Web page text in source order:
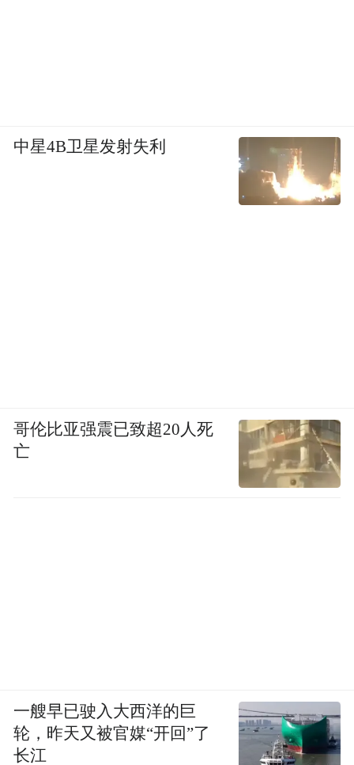
中星4B卫星发射失利
哥伦比亚强震已致超20人死
亡
一艘早已驶入大西洋的巨
轮，昨天又被官媒“开回”了
长江